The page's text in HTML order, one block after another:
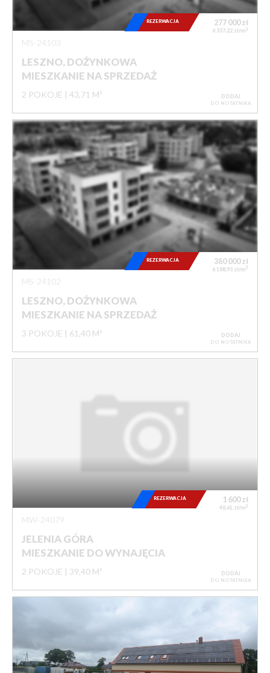
LESZNO, DOŻYNKOWA
MIESZKANIE NA SPRZEDAŻ
2 POKOJE 43,71 M²
277 000zł
6 337,22 zł/m2
REZERWACJA
DODAJ
DO NOTATNIKA
LESZNO, DOŻYNKOWA
MIESZKANIE NA SPRZEDAŻ
3 POKOJE 61,40 M²
380 000zł
6 188,93 zł/m2
REZERWACJA
DODAJ
DO NOTATNIKA
JELENIA GÓRA
MIESZKANIE DO WYNAJĘCIA
2 POKOJE 39,40 M²
1 600zł
40,61 zł/m2
REZERWACJA
DODAJ
DO NOTATNIKA